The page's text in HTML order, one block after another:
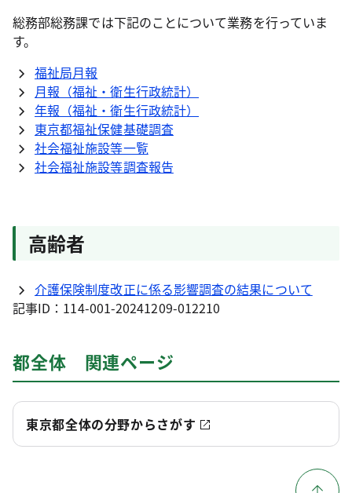
総務部総務課では下記のことについて業務を行っていま
す。
福祉局月報
月報（福祉・衛生行政統計）
年報（福祉・衛生行政統計）
東京都福祉保健基礎調査
社会福祉施設等一覧
社会福祉施設等調査報告
高齢者
介護保険制度改正に係る影響調査の結果について
記事ID：114-001-20241209-012210
都全体 関連ページ
東京都全体の分野からさがす